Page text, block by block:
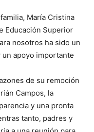
María Cristina
Educación Superior
nosotros ha sido un
apoyo importante
de su remoción
Campos, la
y una pronta
tanto, padres y